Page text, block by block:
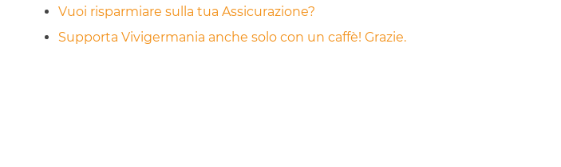
Vuoi risparmiare sulla tua Assicurazione?
Supporta Vivigermania anche solo con un caffè! Grazie.